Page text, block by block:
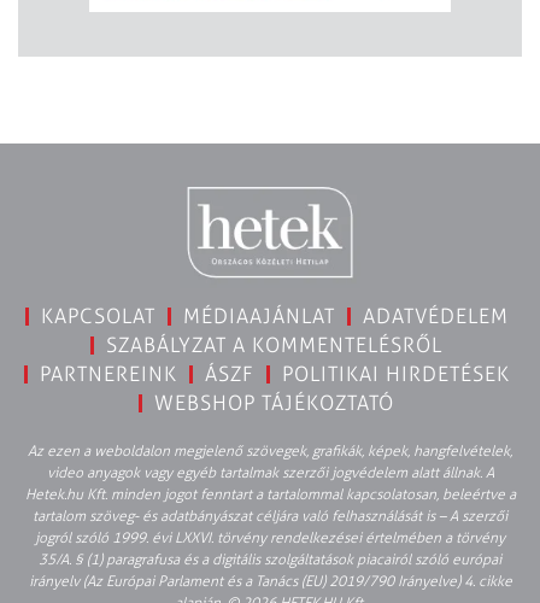
KAPCSOLAT MÉDIAAJÁNLAT
ADATVÉDELEM
SZABÁLYZAT A KOMMENTELÉSRŐL
PARTNEREINK
ÁSZF
POLITIKAI HIRDETÉSEK
WEBSHOP TÁJÉKOZTATÓ
Az ezen a weboldalon megjelenő szövegek, grafikák, képek, hangfelvételek,
video anyagok vagy egyéb tartalmak szerzői jogvédelem alatt állnak. A
Hetek.hu Kft. minden jogot fenntart a tartalommal kapcsolatosan, beleértve a
tartalom szöveg- és adatbányászat céljára való felhasználását is – A szerzői
jogról szóló 1999. évi LXXVI. törvény rendelkezései értelmében a törvény
35/A. § (1) paragrafusa és a digitális szolgáltatások piacairól szóló európai
irányelv (Az Európai Parlament és a Tanács (EU) 2019/790 Irányelve) 4. cikke